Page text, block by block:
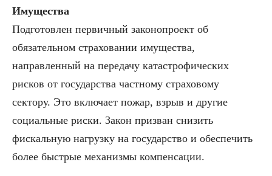
Имущества
Подготовлен первичный законопроект об
обязательном страховании имущества,
направленный на передачу катастрофических
рисков от государства частному страховому
сектору. Это включает пожар, взрыв и другие
социальные риски. Закон призван снизить
фискальную нагрузку на государство и обеспечить
более быстрые механизмы компенсации.